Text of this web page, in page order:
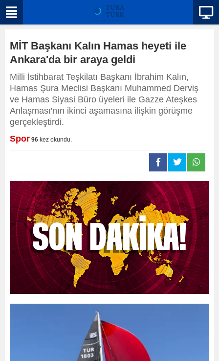
MİT Başkanı Kalın Hamas heyeti ile
Ankara'da bir araya geldi
Milli İstihbarat Teşkilatı Başkanı İbrahim Kalın,
Hamas Şura Meclisi Başkanı Muhammed Derviş
ve Hamas Siyasi Büro üyeleri ile Gazze Ateşkes
Anlaşması'nın ikinci aşamasına ilişkin görüşme
gerçekleştirdi.
Spor 96 kez okundu.